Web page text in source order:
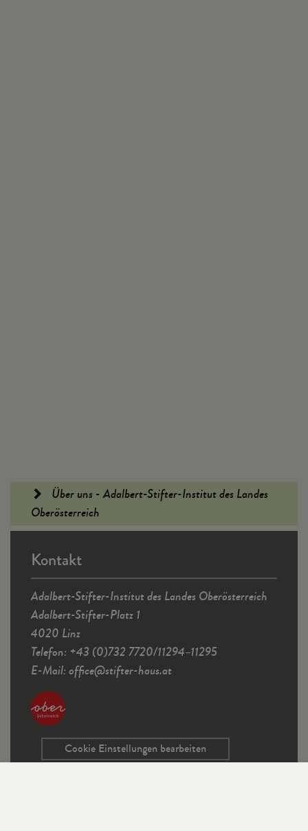
Fußleiste
Über uns - Adalbert-Stifter-Institut des Landes
Oberösterreich
Kontakt
Adalbert-Stifter-Institut des Landes Oberösterreich
Adalbert-Stifter-Platz 1
4020 Linz
Telefon: +43 (0)732 7720/11294–11295
E-Mail:office@stifter-haus.at
Cookie Einstellungen bearbeiten